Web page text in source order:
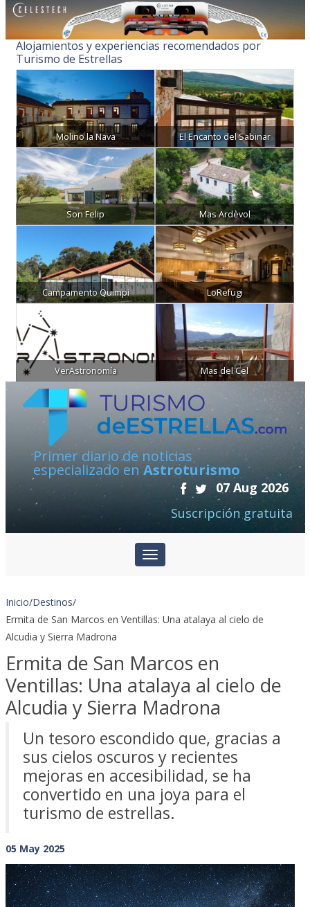
Alojamientos y experiencias recomendados por
Turismo de Estrellas
Molino la Nava El Encanto del Sabinar
Son Felip Mas Ardèvol
Campamento Quimpi LoRefugi
VerAstronomía Mas del Cel
Primer diario de noticias
especializado en Astroturismo
07 Aug 2026
Suscripción gratuita
Inicio/Destinos/
Ermita de San Marcos en Ventillas: Una atalaya al cielo de
Alcudia y Sierra Madrona
Ermita de San Marcos en
Ventillas: Una atalaya al cielo de
Alcudia y Sierra Madrona
Un tesoro escondido que, gracias a
sus cielos oscuros y recientes
mejoras en accesibilidad, se ha
convertido en una joya para el
turismo de estrellas.
05 May 2025
Previous Next